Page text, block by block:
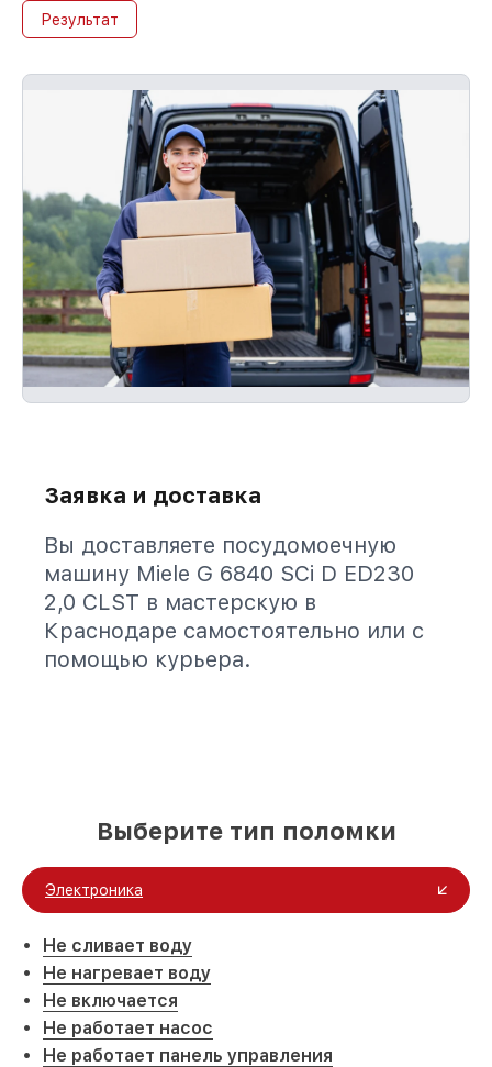
Результат
Заявка и доставка
Вы доставляете посудомоечную
машину Miele G 6840 SCi D ED230
2,0 CLST в мастерскую в
Краснодаре самостоятельно или с
помощью курьера.
Выберите тип поломки
Электроника
Не сливает воду
Не нагревает воду
Не включается
Не работает насос
Не работает панель управления